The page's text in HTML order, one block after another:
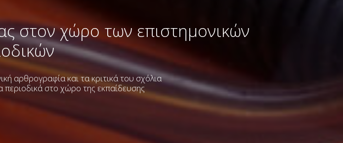
στον χώρο των επιστημονικών
αρθρογραφία και τα κριτικά του σχόλια
στο χώρο της εκπαίδευσης